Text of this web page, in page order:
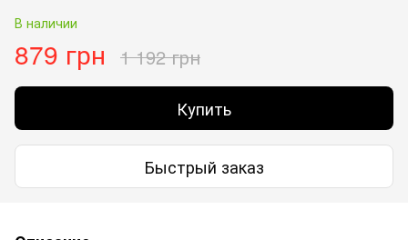
В наличии
879 грн 1 192 грн
Купить
Быстрый заказ